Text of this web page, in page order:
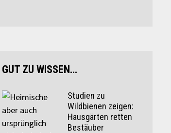
GUT ZU WISSEN…
Studien zu
Wildbienen zeigen:
Hausgärten retten
Bestäuber